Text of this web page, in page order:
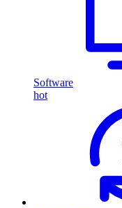
Software
hot